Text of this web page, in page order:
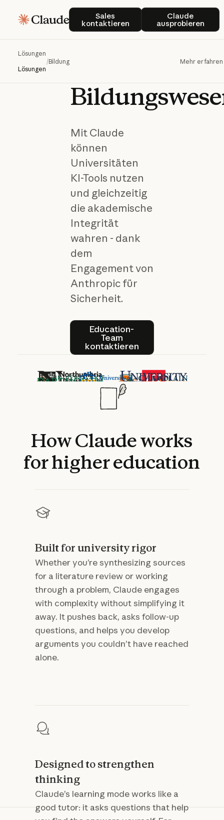
Sales
kontaktieren
Sales kontaktierenClaude
ausprobieren
Claude
Lösungen
Lösungen
/Bildung Mehr erfahren
Erfolgreich
Mit Claude
können
Universitäten
KI-Tools nutzen
und gleichzeitig
die akademische
Integrität
wahren - dank
dem
Engagement von
Anthropic für
Sicherheit.
Education-
Team
kontaktieren
Education-Team
HowClaudeworks
forhighereducation
Built for university rigor
Whether you’re synthesizing sources
for a literature review or working
through a problem, Claude engages
with complexity without simplifying it
away. It pushes back, asks follow-up
questions, and helps you develop
arguments you couldn’t have reached
alone.
Designed to strengthen
thinking
Claude’s learning mode works like a
good tutor: it asks questions that help